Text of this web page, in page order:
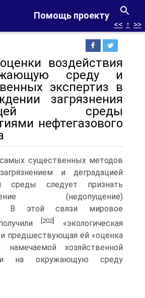
Помощь проекту
<< ↑ >>
воздействия
среду и
экспертиз в
загрязнения
среды
нефтегазового
существенных методов
и деградацией
среды следует признать
(недопущение)
В этой связи мировое
[202]
«экологическая
и предшествующая ей «оценка
намечаемой хозяйственной
на окружающую среду